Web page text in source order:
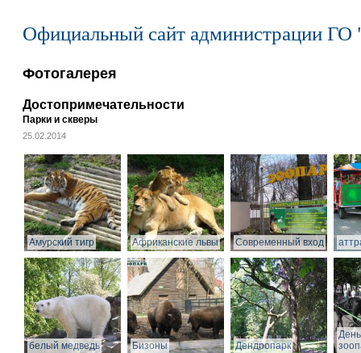
Официальный сайт администрации ГО
Фотогалерея
Достопримечательности
Парки и скверы
25.02.2014
Амурский тигр Африканские львы Современный вход
белый медведь Бизоны Дендропарк